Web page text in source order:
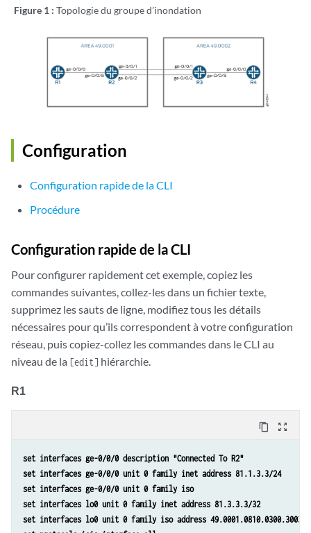
Figure 1 : Topologie du groupe d’inondation
Configuration
Configuration rapide de la CLI
Procédure
Configuration rapide de la CLI
Pour configurer rapidement cet exemple, copiez les
commandes suivantes, collez-les dans un fichier texte,
supprimez les sauts de ligne, modifiez tous les détails
nécessaires pour qu’ils correspondent à votre configuration
réseau, puis copiez-collez les commandes dans le CLI au
niveau de la [edit] hiérarchie.
R1
content_copy zoom_out_map
set interfaces ge-0/0/0 description "Connected To R2"
set interfaces ge-0/0/0 unit 0 family inet address 81.1.3.3/24
set interfaces ge-0/0/0 unit 0 family iso
set interfaces lo0 unit 0 family inet address 81.3.3.3/32
set interfaces lo0 unit 0 family iso address